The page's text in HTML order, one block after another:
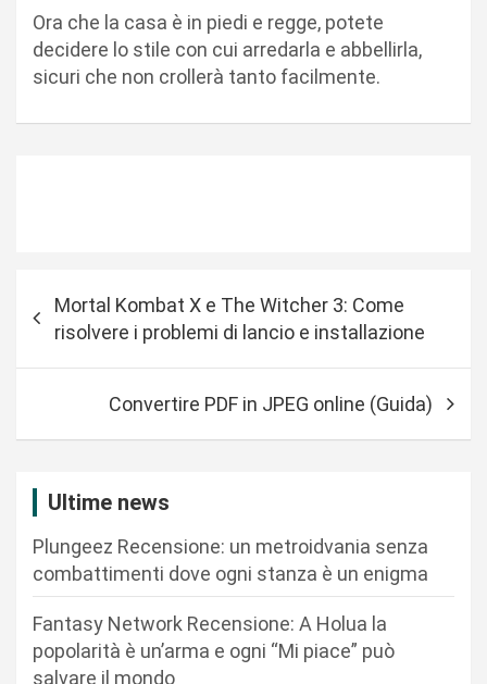
Ora che la casa è in piedi e regge, potete
decidere lo stile con cui arredarla e abbellirla,
sicuri che non crollerà tanto facilmente.
Mortal Kombat X e The Witcher 3: Come
risolvere i problemi di lancio e installazione
Convertire PDF in JPEG online (Guida)
Ultime news
Plungeez Recensione: un metroidvania senza
combattimenti dove ogni stanza è un enigma
Fantasy Network Recensione: A Holua la
popolarità è un’arma e ogni “Mi piace” può
salvare il mondo